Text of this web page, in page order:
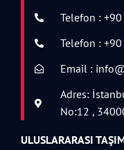
Telefon :
Telefon :
Email :
Adres:
No:12 ,
ULUSLARARASI